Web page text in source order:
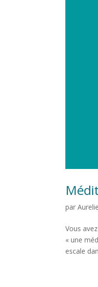
par
Vous
« une
escale